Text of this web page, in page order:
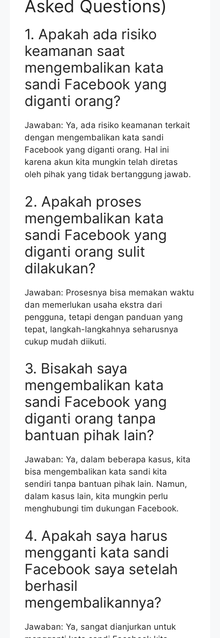
Asked Questions)
1. Apakah ada risiko
keamanan saat
mengembalikan kata
sandi Facebook yang
diganti orang?
Jawaban: Ya, ada risiko keamanan terkait
dengan mengembalikan kata sandi
Facebook yang diganti orang. Hal ini
karena akun kita mungkin telah diretas
oleh pihak yang tidak bertanggung jawab.
2. Apakah proses
mengembalikan kata
sandi Facebook yang
diganti orang sulit
dilakukan?
Jawaban: Prosesnya bisa memakan waktu
dan memerlukan usaha ekstra dari
pengguna, tetapi dengan panduan yang
tepat, langkah-langkahnya seharusnya
cukup mudah diikuti.
3. Bisakah saya
mengembalikan kata
sandi Facebook yang
diganti orang tanpa
bantuan pihak lain?
Jawaban: Ya, dalam beberapa kasus, kita
bisa mengembalikan kata sandi kita
sendiri tanpa bantuan pihak lain. Namun,
dalam kasus lain, kita mungkin perlu
menghubungi tim dukungan Facebook.
4. Apakah saya harus
mengganti kata sandi
Facebook saya setelah
berhasil
mengembalikannya?
Jawaban: Ya, sangat dianjurkan untuk